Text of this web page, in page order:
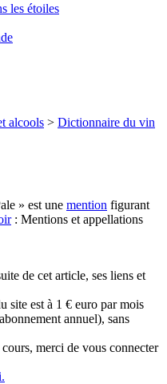
les étoiles
alcools > Dictionnaire du vin
» est une mention figurant
: Mentions et appellations
de cet article, ses liens et
site est à 1 € euro par mois
annuel), sans
merci de vous connecter